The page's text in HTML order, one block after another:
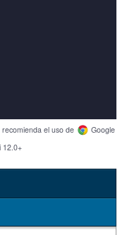
recomienda el uso de
Google
12.0+